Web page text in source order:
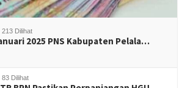
213 Dilihat
2025 PNS Kabupaten Pelala…
83 Dilihat